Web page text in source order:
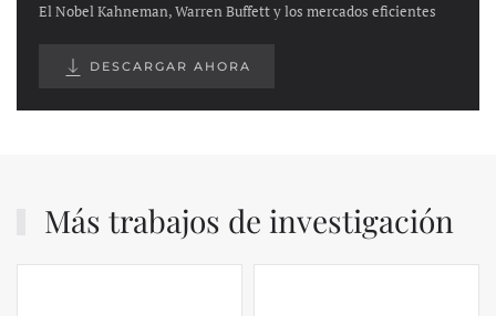
El Nobel Kahneman, Warren Buffett y los mercados eficientes
DESCARGAR AHORA
Más trabajos de investigación